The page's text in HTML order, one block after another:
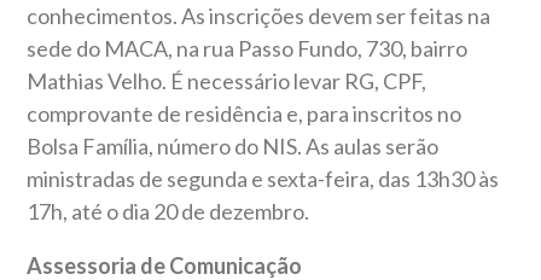
conhecimentos. As inscrições devem ser feitas na
sede do MACA, na rua Passo Fundo, 730, bairro
Mathias Velho. É necessário levar RG, CPF,
comprovante de residência e, para inscritos no
Bolsa Família, número do NIS. As aulas serão
ministradas de segunda e sexta-feira, das 13h30 às
17h, até o dia 20 de dezembro.
Assessoria de Comunicação